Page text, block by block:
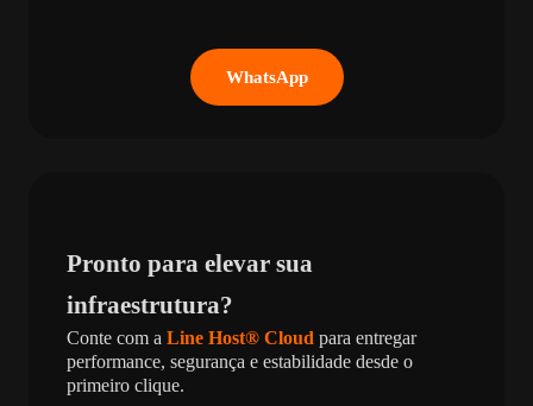
WhatsApp
Pronto para elevar sua
infraestrutura?
Conte com a Line Host® Cloud para entregar
performance, segurança e estabilidade desde o
primeiro clique.